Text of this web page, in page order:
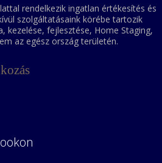
rendelkezik ingatlan értékesítés és
szolgáltatásaink körébe tartozik
kezelése, fejlesztése, Home Staging,
az egész ország területén.